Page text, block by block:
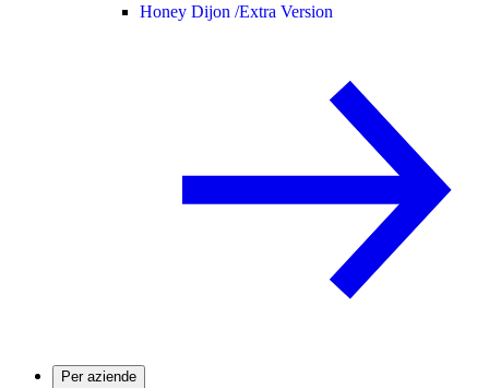
Honey Dijon /Extra Version
Per aziende